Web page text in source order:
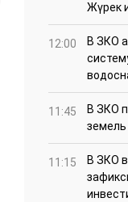
Жүрек
12:00
В ЗКО
11:45
В ЗКО
земель
11:15
В ЗКО